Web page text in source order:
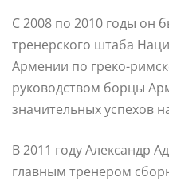
С 2008 по 2010 годы он
тренерского штаба
Армении по греко-
руководством борцы
значительных успехов
В 2011 году Александр
главным тренером